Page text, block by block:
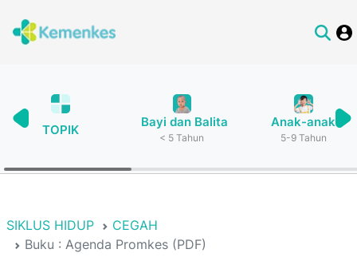
TOPIK
Bayi dan Balita
< 5 Tahun
Anak-anak
5-9 Tahun
SIKLUS HIDUP
CEGAH
Buku : Agenda Promkes (PDF)